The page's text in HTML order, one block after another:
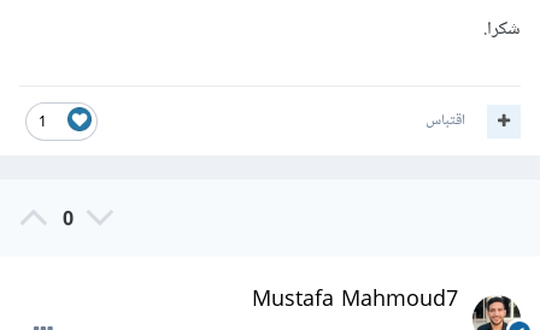
شكرا.
1 اقتباس
0
Mustafa Mahmoud7